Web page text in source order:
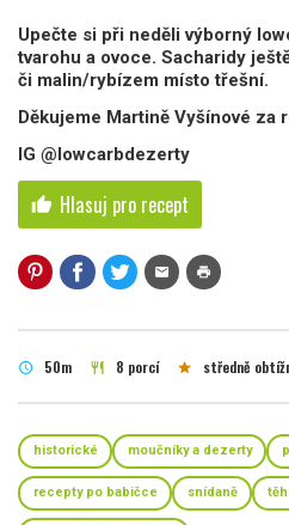
Upečte si při neděli výborný
tvarohu a ovoce. Sacharidy
či malin/rybízem místo třešní.
Děkujeme Martině Vyšínové za
IG @lowcarbdezerty
thumb_up Hlasuj pro recept
mail print
schedule 50m restaurant 8 porcí star středně
historické moučníky a dezerty
recepty po babičce snídaně